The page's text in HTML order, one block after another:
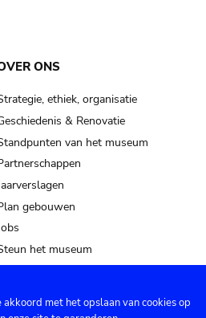
ONS
ethiek, organisatie
& Renovatie
van het museum
gebouwen
het museum
met het opslaan van cookies op